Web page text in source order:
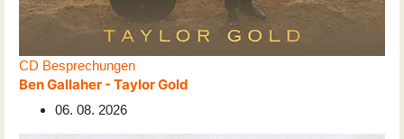
CD Besprechungen
Ben Gallaher - Taylor Gold
06. 08. 2026